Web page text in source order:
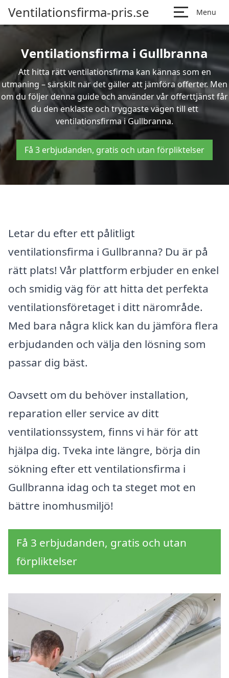
Ventilationsfirma-pris.se Menu
Ventilationsfirma i Gullbranna
Att hitta rätt ventilationsfirma kan kännas som en
utmaning – särskilt när det gäller att jämföra offerter. Men
om du följer denna guide och använder vår offerttjänst får
du den enklaste och tryggaste vägen till ett
ventilationsfirma i Gullbranna.
Få 3 erbjudanden, gratis och utan förpliktelser
Letar du efter ett pålitligt
ventilationsfirma i Gullbranna? Du är på
rätt plats! Vår plattform erbjuder en enkel
och smidig väg för att hitta det perfekta
ventilationsföretaget i ditt närområde.
Med bara några klick kan du jämföra flera
erbjudanden och välja den lösning som
passar dig bäst.
Oavsett om du behöver installation,
reparation eller service av ditt
ventilationssystem, finns vi här för att
hjälpa dig. Tveka inte längre, börja din
sökning efter ett ventilationsfirma i
Gullbranna idag och ta steget mot en
bättre inomhusmiljö!
Få 3 erbjudanden, gratis och utan
förpliktelser